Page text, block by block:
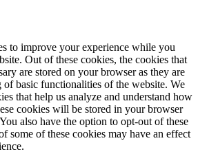
to improve your experience while you
Out of these cookies, the cookies that
are stored on your browser as they are
basic functionalities of the website. We
that help us analyze and understand how
cookies will be stored in your browser
also have the option to opt-out of these
some of these cookies may have an effect